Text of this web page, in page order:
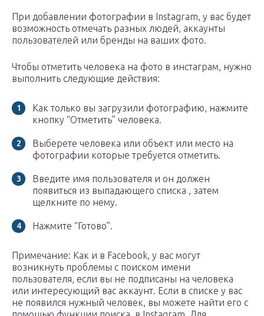
При добавлении фотографии в Instagram, у вас будет
возможность отмечать разных людей, аккаунты
пользователей или бренды на ваших фото.
Чтобы отметить человека на фото в инстаграм, нужно
выполнить следующие действия:
Как только вы загрузили фотографию, нажмите
кнопку “Отметить” человека.
Выберете человека или объект или место на
фотографии которые требуется отметить.
Введите имя пользователя и он должен
появиться из выпадающего списка , затем
щелкните по нему.
Нажмите “Готово”.
Примечание: Как и в Facebook, у вас могут
возникнуть проблемы с поиском имени
пользователя, если вы не подписаны на человека
или интересующий вас аккаунт. Если в списке у вас
не появился нужный человек, вы можете найти его с